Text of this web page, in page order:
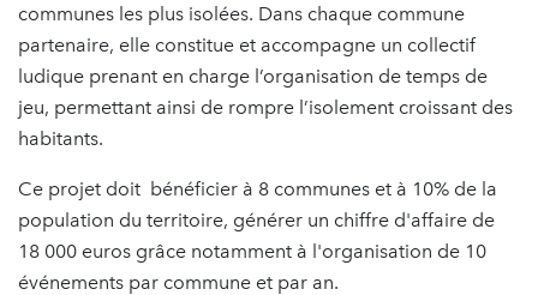
communes les plus isolées. Dans chaque commune
partenaire, elle constitue et accompagne un collectif
ludique prenant en charge l’organisation de temps de
jeu, permettant ainsi de rompre l’isolement croissant des
habitants.
Ce projet doit bénéficier à 8 communes et à 10% de la
population du territoire, générer un chiffre d'affaire de
18 000 euros grâce notamment à l'organisation de 10
événements par commune et par an.